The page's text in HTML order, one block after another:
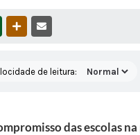
WHATSAPPOUTRAS MÍDIAS
de leitura:
das escolas